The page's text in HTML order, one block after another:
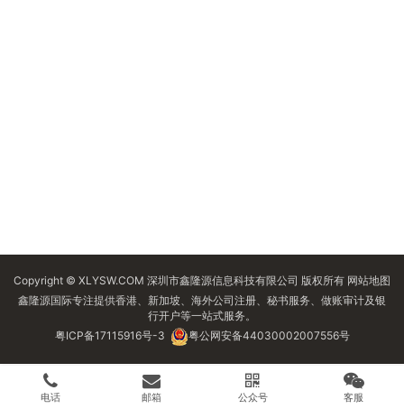
Copyright © XLYSW.COM 深圳市鑫隆源信息科技有限公司 版权所有 网站地图
鑫隆源国际专注提供香港、新加坡、海外公司注册、秘书服务、做账审计及银
行开户等一站式服务。
粤ICP备17115916号-3
粤公网安备44030002007556号
电话 邮箱 公众号 客服